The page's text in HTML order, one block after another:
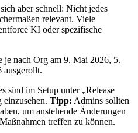
aber schnell: Nicht jedes
relevant. Viele
KI oder spezifische
je nach Org am 9. Mai 2026, 5.
ausgerollt.
sind im Setup unter „Release
einzusehen. Tipp: Admins sollten
um anstehende Änderungen
treffen zu können.